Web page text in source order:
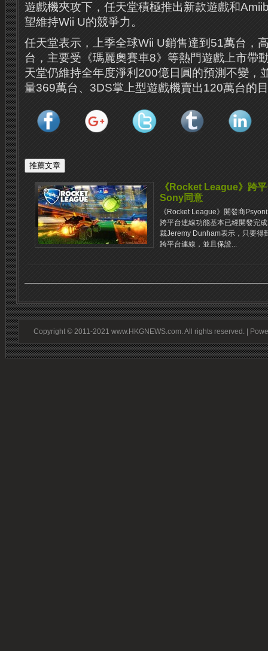
遊戲機夾攻下，任天堂積極推出新款遊戲和
望維持Wii U的競爭力。
任天堂表示，上季全球Wii U銷售達到51萬台，
台，主要受《瑪麗奧賽車8》等熱門遊戲上市帶
天堂仍維持全年度淨利200億日圓的預測不變，
量369萬台、3DS掌上型遊戲機賣出120萬台的
《Rocket League》跨
Sony同意
《Rocket League》開發商
跨平台連線功能基本已經開發完
裁Jeremy Dunham表示，只要得
跨平台連線，並且保證...
Copyright © 2011-2021 www.HKGNEWS.com. All rights reserved. |